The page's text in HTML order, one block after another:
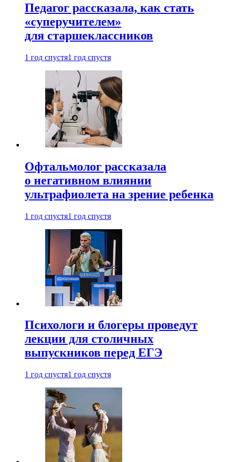
Педагог рассказала, как стать
«суперучителем»
для старшеклассников
1 год спустя1 год спустя
Офтальмолог рассказала
о негативном влиянии
ультрафиолета на зрение ребенка
1 год спустя1 год спустя
Психологи и блогеры проведут
лекции для столичных
выпускников перед ЕГЭ
1 год спустя1 год спустя